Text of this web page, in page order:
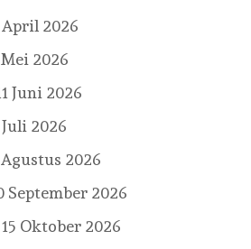
April 2026
2026
Juni 2026
2026
2026
September 2026
Oktober 2026